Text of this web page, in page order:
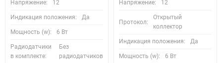
Напряжение: 12
Индикация положения: Да
Мощность (w): 6 Вт
Радиодатчики
в комплекте:
Без
радиодатчиков
Напряжение: 12
Протокол:
Открытый
коллектор
Индикация положения: Да
Мощность (w): 6 Вт